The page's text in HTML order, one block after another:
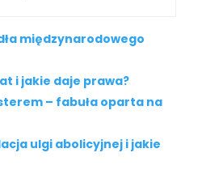
międzynarodowego
i jakie daje prawa?
– fabuła oparta na
ulgi abolicyjnej i jakie